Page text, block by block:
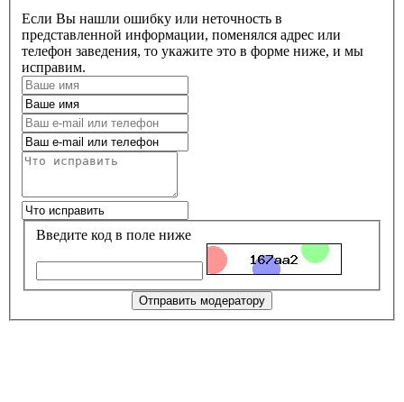
Если Вы нашли ошибку или неточность в
представленной информации, поменялся адрес или
телефон заведения, то укажите это в форме ниже, и мы
исправим.
Введите код в поле ниже
Отправить модератору